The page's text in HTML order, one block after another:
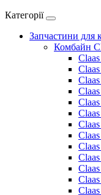
Категорії
Запчастини для
Комбайн